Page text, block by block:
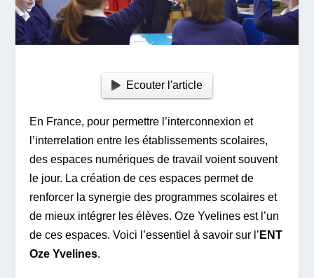
Ecouter l'article
En France, pour permettre l’interconnexion et
l’interrelation entre les établissements scolaires,
des espaces numériques de travail voient souvent
le jour. La création de ces espaces permet de
renforcer la synergie des programmes scolaires et
de mieux intégrer les élèves. Oze Yvelines est l’un
de ces espaces. Voici l’essentiel à savoir sur l’ ENT
Oze Yvelines.